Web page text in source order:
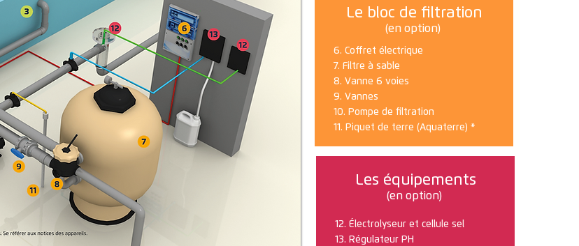
Le bloc de filtration
(en option)
6. Coffret électrique
7. Filtre à sable
8. Vanne 6 voies
9. Vannes
10. Pompe de filtration
11. Piquet de terre (Aquaterre) *
Les équipements
(en option)
12. Électrolyseur et cellule sel
13. Régulateur PH